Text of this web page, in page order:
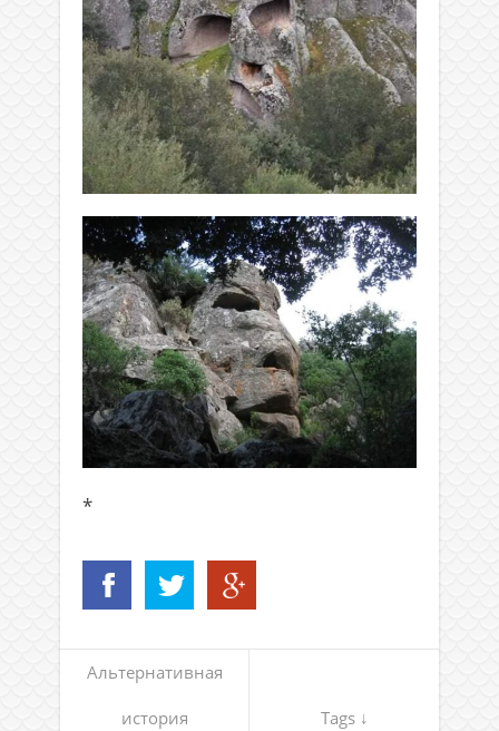
*
Альтернативная
история Tags ↓